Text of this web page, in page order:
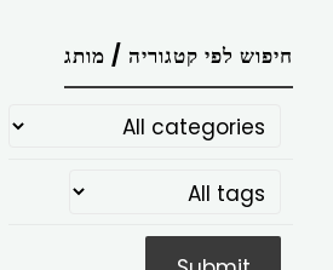
חיפוש לפי קטגוריה / מותג